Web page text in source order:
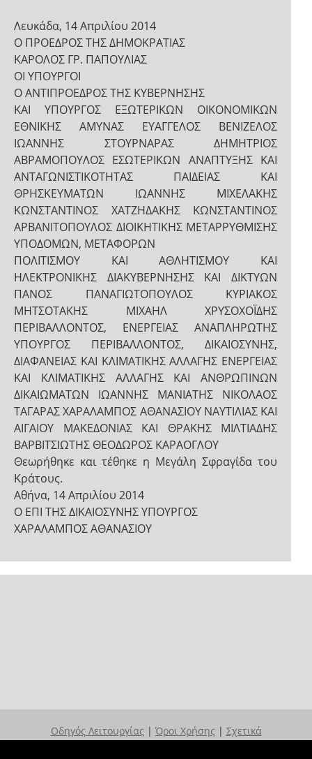
Λευκάδα, 14 Απριλίου 2014
Ο ΠΡΟΕΔΡΟΣ ΤΗΣ ΔΗΜΟΚΡΑΤΙΑΣ
ΚΑΡΟΛΟΣ ΓΡ. ΠΑΠΟΥΛΙΑΣ
ΟΙ ΥΠΟΥΡΓΟΙ
Ο ΑΝΤΙΠΡΟΕΔΡΟΣ ΤΗΣ ΚΥΒΕΡΝΗΣΗΣ
ΚΑΙ ΥΠΟΥΡΓΟΣ ΕΞΩΤΕΡΙΚΩΝ ΟΙΚΟΝΟΜΙΚΩΝ
ΕΘΝΙΚΗΣ ΑΜΥΝΑΣ ΕΥΑΓΓΕΛΟΣ ΒΕΝΙΖΕΛΟΣ
ΙΩΑΝΝΗΣ ΣΤΟΥΡΝΑΡΑΣ ΔΗΜΗΤΡΙΟΣ
ΑΒΡΑΜΟΠΟΥΛΟΣ ΕΣΩΤΕΡΙΚΩΝ ΑΝΑΠΤΥΞΗΣ ΚΑΙ
ΑΝΤΑΓΩΝΙΣΤΙΚΟΤΗΤΑΣ ΠΑΙΔΕΙΑΣ ΚΑΙ
ΘΡΗΣΚΕΥΜΑΤΩΝ ΙΩΑΝΝΗΣ ΜΙΧΕΛΑΚΗΣ
ΚΩΝΣΤΑΝΤΙΝΟΣ ΧΑΤΖΗΔΑΚΗΣ ΚΩΝΣΤΑΝΤΙΝΟΣ
ΑΡΒΑΝΙΤΟΠΟΥΛΟΣ ΔΙΟΙΚΗΤΙΚΗΣ ΜΕΤΑΡΡΥΘΜΙΣΗΣ
ΥΠΟΔΟΜΩΝ, ΜΕΤΑΦΟΡΩΝ
ΠΟΛΙΤΙΣΜΟΥ ΚΑΙ ΑΘΛΗΤΙΣΜΟΥ ΚΑΙ
ΗΛΕΚΤΡΟΝΙΚΗΣ ΔΙΑΚΥΒΕΡΝΗΣΗΣ ΚΑΙ ΔΙΚΤΥΩΝ
ΠΑΝΟΣ ΠΑΝΑΓΙΩΤΟΠΟΥΛΟΣ ΚΥΡΙΑΚΟΣ
ΜΗΤΣΟΤΑΚΗΣ ΜΙΧΑΗΛ ΧΡΥΣΟΧΟΪΔΗΣ
ΠΕΡΙΒΑΛΛΟΝΤΟΣ, ΕΝΕΡΓΕΙΑΣ ΑΝΑΠΛΗΡΩΤΗΣ
ΥΠΟΥΡΓΟΣ ΠΕΡΙΒΑΛΛΟΝΤΟΣ, ΔΙΚΑΙΟΣΥΝΗΣ,
ΔΙΑΦΑΝΕΙΑΣ ΚΑΙ ΚΛΙΜΑΤΙΚΗΣ ΑΛΛΑΓΗΣ ΕΝΕΡΓΕΙΑΣ
ΚΑΙ ΚΛΙΜΑΤΙΚΗΣ ΑΛΛΑΓΗΣ ΚΑΙ ΑΝΘΡΩΠΙΝΩΝ
ΔΙΚΑΙΩΜΑΤΩΝ ΙΩΑΝΝΗΣ ΜΑΝΙΑΤΗΣ ΝΙΚΟΛΑΟΣ
ΤΑΓΑΡΑΣ ΧΑΡΑΛΑΜΠΟΣ ΑΘΑΝΑΣΙΟΥ ΝΑΥΤΙΛΙΑΣ ΚΑΙ
ΑΙΓΑΙΟΥ ΜΑΚΕΔΟΝΙΑΣ ΚΑΙ ΘΡΑΚΗΣ ΜΙΛΤΙΑΔΗΣ
ΒΑΡΒΙΤΣΙΩΤΗΣ ΘΕΟΔΩΡΟΣ ΚΑΡΑΟΓΛΟΥ
Θεωρήθηκε και τέθηκε η Μεγάλη Σφραγίδα του
Κράτους.
Αθήνα, 14 Απριλίου 2014
Ο ΕΠΙ ΤΗΣ ΔΙΚΑΙΟΣΥΝΗΣ ΥΠΟΥΡΓΟΣ
ΧΑΡΑΛΑΜΠΟΣ ΑΘΑΝΑΣΙΟΥ
Οδηγός Λειτουργίας | Όροι Χρήσης | Σχετικά